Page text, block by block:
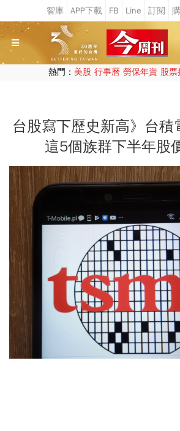
熱門： 美股 行事曆 勞保年資 股票
台股寫下歷史新高》台
這5個族群下半年股